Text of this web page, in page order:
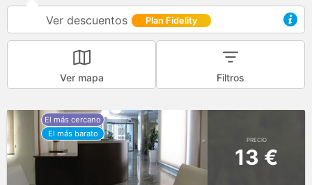
Ver descuentos Plan Fidelity
Ver mapa Filtros
PRECIO
13 €